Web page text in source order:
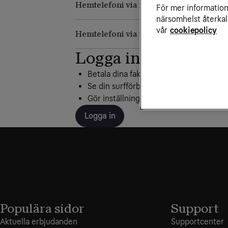
Hemtelefoni via mobilnätet: Huawei
Hemtelefoni via telejacket
Logga in på Mitt
Betala dina fakturor
Se din surfförbrukning
Gör inställningar, beställ nytt SIM och
Logga in
Populära sidor
Aktuella erbjudanden
Support
Supportcenter
För mer
närsomhelst
vår cookiepolicy